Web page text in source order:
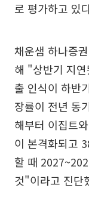
로 평가하고 있
채운샘 하나증
해 "상반기 지
출 인식이 하반
장률이 전년 동
해부터 이집트
이 본격화되고
할 때
것"이라고 진단